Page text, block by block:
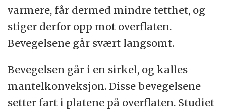
varmere, får dermed mindre tetthet, og
stiger derfor opp mot overflaten.
Bevegelsene går svært langsomt.
Bevegelsen går i en sirkel, og kalles
mantelkonveksjon. Disse bevegelsene
setter fart i platene på overflaten. Studiet